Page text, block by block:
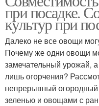
при посадке.
культур при
Далеко не все овощи
Почему же одни овощи
замечательный урожай,
лишь огорчения?
непрерывный
зеленью и овощами с